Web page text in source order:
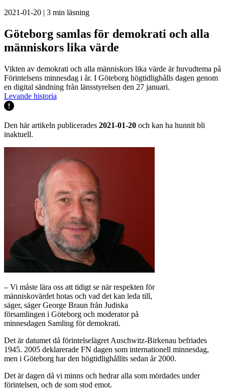
2021-01-20 | 3 min läsning
Göteborg samlas för demokrati och alla
människors lika värde
Vikten av demokrati och alla människors lika värde är huvudtema på
Förintelsens minnesdag i år. I Göteborg högtidlighålls dagen genom
en digital sändning från länsstyrelsen den 27 januari.
Levande historia
Den här artikeln publicerades 2021-01-20 och kan ha hunnit bli
inaktuell.
– Vi måste lära oss att tidigt se när respekten för
människovärdet hotas och vad det kan leda till,
säger, säger George Braun från Judiska
församlingen i Göteborg och moderator på
minnesdagen Samling för demokrati.
Det är datumet då förintelselägret Auschwitz-Birkenau befriades
1945. 2005 deklarerade FN dagen som internationell minnesdag,
men i Göteborg har den högtidlighållits sedan år 2000.
Det är dagen då vi minns och hedrar alla som mördades under
förintelsen, och de som stod emot.